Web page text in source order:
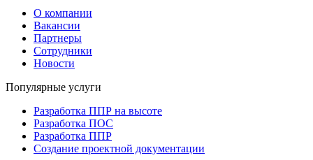
О компании
Вакансии
Партнеры
Сотрудники
Новости
Популярные услуги
Разработка ППР на высоте
Разработка ПОС
Разработка ППР
Создание проектной документации